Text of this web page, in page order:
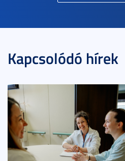
Kapcsolódó hírek